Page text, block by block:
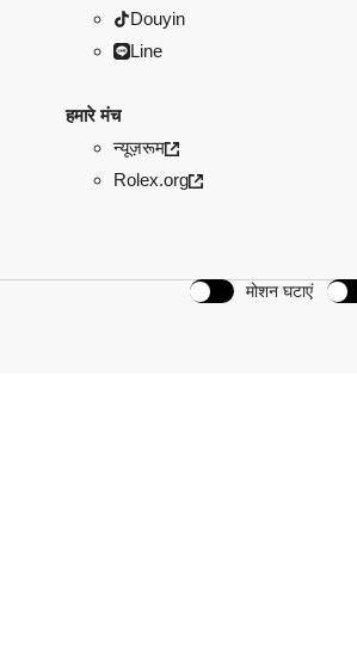
Douyin
Line
हमारे मंच
न्यूज़रूम
Rolex.org
मोशन घटाएं